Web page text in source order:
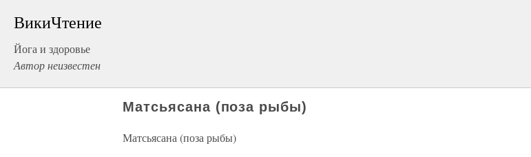
ВикиЧтение
Йога и здоровье
Автор неизвестен
Матсьясана (поза рыбы)
Матсьясана (поза рыбы)